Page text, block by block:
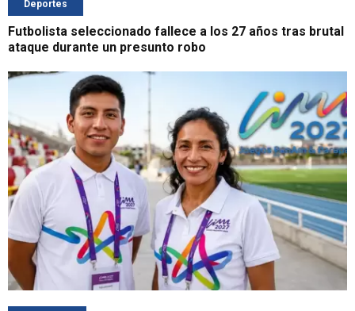
Deportes
Futbolista seleccionado fallece a los 27 años tras brutal
ataque durante un presunto robo